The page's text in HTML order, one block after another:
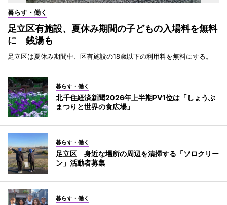
暮らす・働く
足立区有施設、夏休み期間の子どもの入場料を無料
に 銭湯も
足立区は夏休み期間中、区有施設の18歳以下の利用料を無料にする。
暮らす・働く
北千住経済新聞2026年上半期PV1位は「しょうぶ
まつりと世界の食広場」
暮らす・働く
足立区 身近な場所の周辺を清掃する「ソロクリー
ン」活動者募集
暮らす・働く